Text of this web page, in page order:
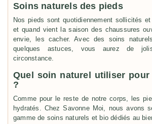
Soins naturels des pieds
Nos pieds sont quotidiennement sollicités et
et quand vient la saison des chaussures
envie, les cacher. Avec des soins
quelques astuces, vous aurez de
circonstance.
Quel soin naturel utiliser
?
Comme pour le reste de notre corps, les
hydratés. Chez Savonne Moi, nous avons
gamme de soins naturels et bio dédiés au